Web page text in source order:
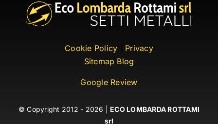
Cookie Policy
Privacy
Sitemap Blog
Google Review
© Copyright 2012 - 2026 | ECO LOMBARDA ROTTAMI
srl